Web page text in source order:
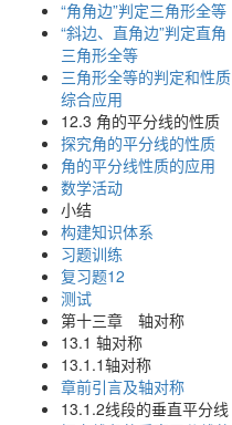
“角角边”判定三角形全等
“斜边、直角边”判定直角
三角形全等
三角形全等的判定和性质
综合应用
12.3 角的平分线的性质
探究角的平分线的性质
角的平分线性质的应用
数学活动
小结
构建知识体系
习题训练
复习题12
测试
第十三章 轴对称
13.1 轴对称
13.1.1轴对称
章前引言及轴对称
13.1.2线段的垂直平分线